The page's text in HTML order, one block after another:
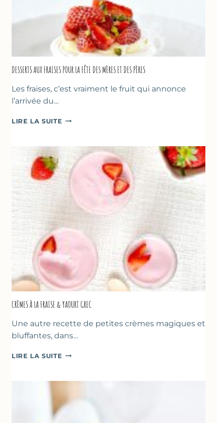
DESSERTS AUX FRAISES POUR LA FÊTE DES MÈRES ET DES PÈRES
Les fraises, c’est vraiment le fruit qui annonce
l’arrivée du…
LIRE LA SUITE DESSERTS
POUR
FÊTE
DES
CRÈMES À LA FRAISE & YAOURT GREC
Une autre recette de petites crèmes magiques et
bluffantes, dans…
LIRE LA SUITE CRÈMES
FRAISE
YAOURT
GREC